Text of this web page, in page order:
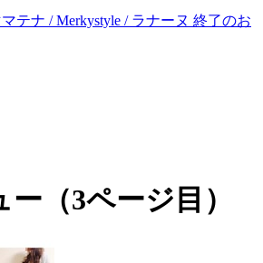
マテナ / Merkystyle / ラナーヌ 終了のお
（3ページ目）